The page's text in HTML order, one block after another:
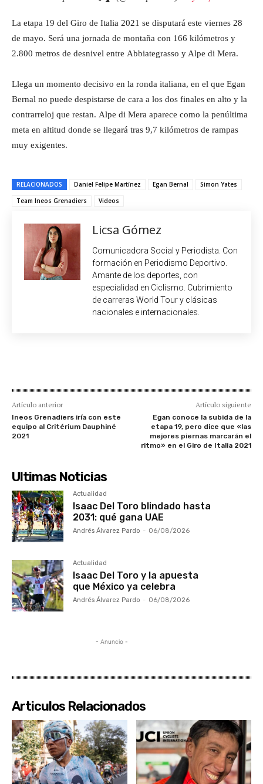
La etapa 19 del Giro de Italia 2021 se disputará este viernes 28
de mayo. Será una jornada de montaña con 166 kilómetros y
2.800 metros de desnivel entre Abbiategrasso y Alpe di Mera.
Llega un momento decisivo en la ronda italiana, en el que Egan
Bernal no puede despistarse de cara a los dos finales en alto y la
contrarreloj que restan. Alpe di Mera aparece como la penúltima
meta en altitud donde se llegará tras 9,7 kilómetros de rampas
muy exigentes.
RELACIONADOS Daniel Felipe Martínez Egan Bernal
Simon Yates
Team Ineos Grenadiers
Videos
Licsa Gómez
Comunicadora Social y Periodista. Con
formación en Periodismo Deportivo.
Amante de los deportes, con
especialidad en Ciclismo. Cubrimiento
de carreras World Tour y clásicas
nacionales e internacionales.
Artículo anterior
Ineos Grenadiers iría con este
equipo al Critérium Dauphiné
2021
Artículo siguiente
Egan conoce la subida de la
etapa 19, pero dice que «las
mejores piernas marcarán el
ritmo» en el Giro de Italia 2021
Ultimas Noticias
Actualidad
Isaac Del Toro blindado hasta
2031: qué gana UAE
Andrés Álvarez Pardo - 06/08/2026
Actualidad
Isaac Del Toro y la apuesta
que México ya celebra
Andrés Álvarez Pardo - 06/08/2026
- Anuncio -
Articulos Relacionados